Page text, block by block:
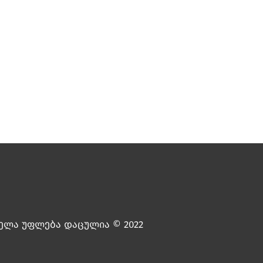
უფლება დაცულია © 2022